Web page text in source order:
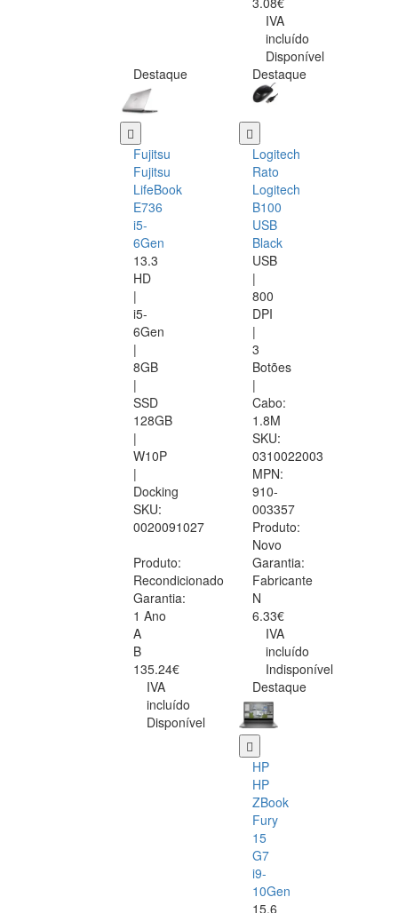
IVA
incluído
Disponível
Destaque
Fujitsu
Fujitsu
LifeBook
E736
i5-
6Gen
13.3
HD
|
i5-
6Gen
|
8GB
|
SSD
128GB
|
W10P
|
Docking
SKU:
0020091027
Produto:
Recondicionado
Garantia:
1 Ano
A
B
135.24€
IVA
incluído
Disponível
Destaque
Logitech
Rato
Logitech
B100
USB
Black
USB
|
800
DPI
|
3
Botões
|
Cabo:
1.8M
SKU:
0310022003
MPN:
910-
003357
Produto:
Novo
Garantia:
Fabricante
N
6.33€
IVA
incluído
Indisponível
Destaque
HP
HP
ZBook
Fury
15
G7
i9-
10Gen
15.6